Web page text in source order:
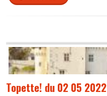
Topette! du 02 05 2022